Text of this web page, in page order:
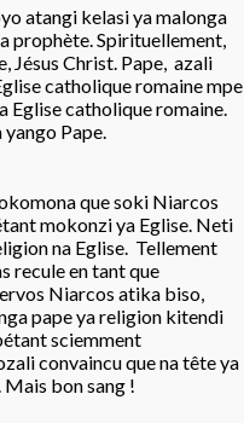
atangi kelasi ya malonga
prophète. Spirituellement,
Jésus Christ. Pape, azali
catholique romaine mpe
Eglise catholique romaine.
Pape.
que soki Niarcos
mokonzi ya Eglise. Neti
na Eglise. Tellement
recule en tant que
Niarcos atika biso,
pape ya religion kitendi
sciemment
convaincu que na tête ya
bon sang !